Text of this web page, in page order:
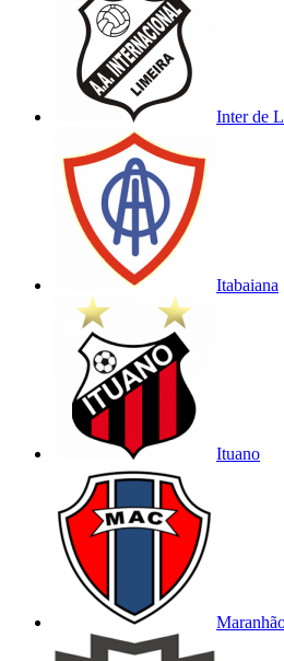
Inter de
Itabaiana
Ituano